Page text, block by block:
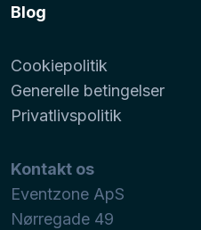
Blog
Cookiepolitik
Generelle betingelser
Privatlivspolitik
Kontakt os
Eventzone ApS
Nørregade 49